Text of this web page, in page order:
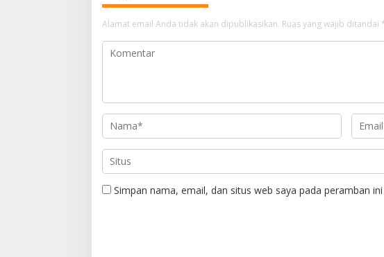
Alamat email Anda tidak akan dipublikasikan. Ruas yang wajib ditandai
Simpan nama, email, dan situs web saya pada peramban